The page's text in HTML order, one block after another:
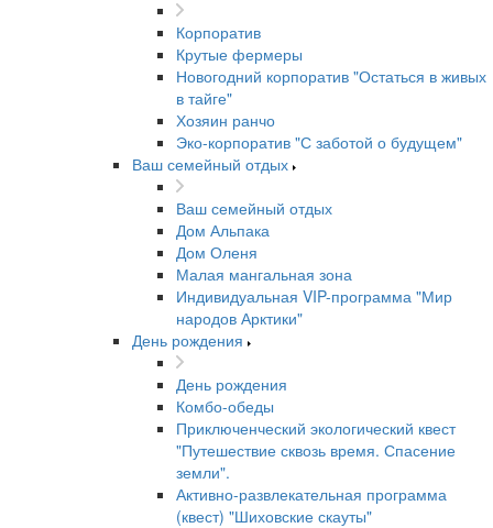
Корпоратив
Крутые фермеры
Новогодний корпоратив "Остаться в живых
в тайге"
Хозяин ранчо
Эко-корпоратив "С заботой о будущем"
Ваш семейный отдых
Ваш семейный отдых
Дом Альпака
Дом Оленя
Малая мангальная зона
Индивидуальная VIP-программа "Мир
народов Арктики"
День рождения
День рождения
Комбо-обеды
Приключенческий экологический квест
"Путешествие сквозь время. Спасение
земли".
Активно-развлекательная программа
(квест) "Шиховские скауты"